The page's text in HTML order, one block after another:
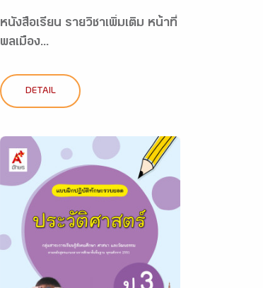
หนังสือเรียน รายวิชาเพิ่มเติม หน้าที่
พลเมือง...
DETAIL